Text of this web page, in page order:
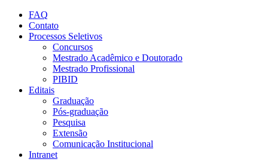
Conteúdo principal
FAQ
Contato
Processos Seletivos
Concursos
Mestrado Acadêmico e Doutorado
Mestrado Profissional
PIBID
Editais
Graduação
Pós-graduação
Pesquisa
Extensão
Comunicação Institucional
Intranet